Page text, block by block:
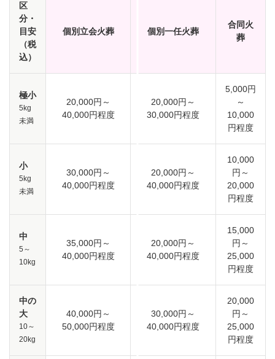
区
分・
目安
（税
込）
個別立会火葬 個別一任火葬
合同火
葬
極小
5kg
未満
20,000円～
40,000円程度
20,000円～
30,000円程度
5,000円
～
10,000
円程度
小
5kg
未満
30,000円～
40,000円程度
20,000円～
40,000円程度
10,000
円～
20,000
円程度
中
5～
10kg
35,000円～
40,000円程度
20,000円～
40,000円程度
15,000
円～
25,000
円程度
中の
大
10～
20kg
40,000円～
50,000円程度
30,000円～
40,000円程度
20,000
円～
25,000
円程度